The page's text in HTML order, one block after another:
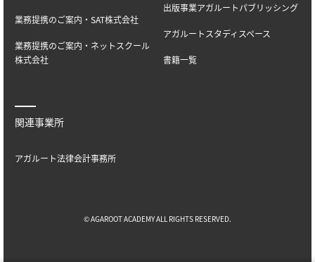
業務提携のご案内・SAT株式会社
業務提携のご案内・ネットスクール
株式会社
出版事業アガルートパブリッシング
アガルートスタディスペース
書籍一覧
関連事業所
アガルート法律会計事務所
© AGAROOT ACADEMY ALL RIGHTS RESERVED.